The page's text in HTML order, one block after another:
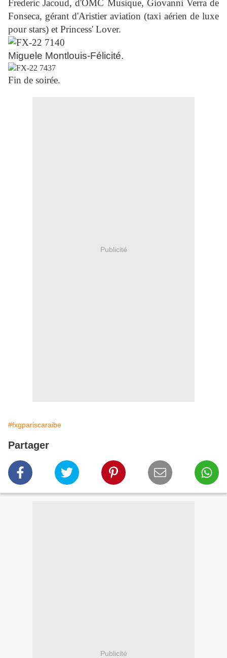
Frederic Jacoud, d'OMC Musique, Giovanni Verra de
Fonseca, gérant d'Aristier aviation (taxi aérien de luxe
pour stars) et Princess' Lover.
Miguele Montlouis-Félicité.
Fin de soirée.
Publicité
#fxgpariscaraibe
Partager
Publicité